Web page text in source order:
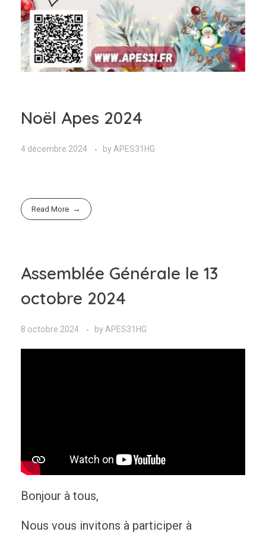
Noël Apes 2024
4 décembre 2024 by APES31HG
Read More
Assemblée Générale le 13
octobre 2024
8 octobre 2024 byAPES31HG
Bonjour à tous,
Nous vous invitons à participer à